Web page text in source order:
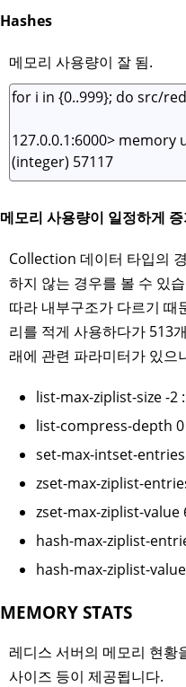
Hashes
메모리 사용량이 잘 됨.
메모리 사용량이 일정하게
Collection 데이터 타입의
하지 않는 경우를 볼 수 있
따라 내부구조가 다르기
리를 적게 사용하다가 513
래에 관련 파라미터가 있으
list-max-ziplist-size -2
list-compress-depth
set-max-intset-
zset-max-ziplist-
zset-max-ziplist-value
hash-max-ziplist-
hash-max-ziplist-
MEMORY STATS
레디스 서버의 메모리 현황
사이즈 등이 제공됩니다.